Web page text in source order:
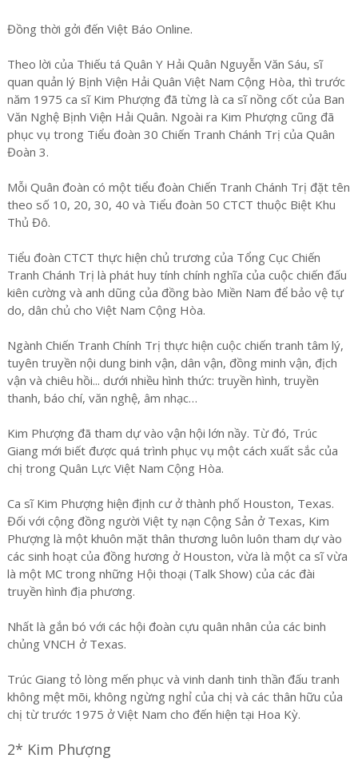
Đồng thời gởi đến Việt Báo Online.
Theo lời của Thiếu tá Quân Y Hải Quân Nguyễn Văn Sáu, sĩ
quan quản lý Bịnh Viện Hải Quân Việt Nam Cộng Hòa, thì trước
năm 1975 ca sĩ Kim Phượng đã từng là ca sĩ nồng cốt của Ban
Văn Nghệ Bịnh Viện Hải Quân. Ngoài ra Kim Phượng cũng đã
phục vụ trong Tiểu đoàn 30 Chiến Tranh Chánh Trị của Quân
Đoàn 3.
Mỗi Quân đoàn có một tiểu đoàn Chiến Tranh Chánh Trị đặt tên
theo số 10, 20, 30, 40 và Tiểu đoàn 50 CTCT thuộc Biệt Khu
Thủ Đô.
Tiểu đoàn CTCT thực hiện chủ trương của Tổng Cục Chiến
Tranh Chánh Trị là phát huy tính chính nghĩa của cuộc chiến đấu
kiên cường và anh dũng của đồng bào Miền Nam để bảo vệ tự
do, dân chủ cho Việt Nam Cộng Hòa.
Ngành Chiến Tranh Chính Trị thực hiện cuộc chiến tranh tâm lý,
tuyên truyền nội dung binh vận, dân vận, đồng minh vận, địch
vận và chiêu hồi... dưới nhiều hình thức: truyền hình, truyền
thanh, báo chí, văn nghệ, âm nhạc…
Kim Phượng đã tham dự vào vận hội lớn nầy. Từ đó, Trúc
Giang mới biết được quá trình phục vụ một cách xuất sắc của
chị trong Quân Lực Việt Nam Cộng Hòa.
Ca sĩ Kim Phượng hiện định cư ở thành phố Houston, Texas.
Đối với cộng đồng người Việt tỵ nạn Cộng Sản ở Texas, Kim
Phượng là một khuôn mặt thân thương luôn luôn tham dự vào
các sinh hoạt của đồng hương ở Houston, vừa là một ca sĩ vừa
là một MC trong những Hội thoại (Talk Show) của các đài
truyền hình địa phương.
Nhất là gắn bó với các hội đoàn cựu quân nhân của các binh
chủng VNCH ở Texas.
Trúc Giang tỏ lòng mến phục và vinh danh tinh thần đấu tranh
không mệt mõi, không ngừng nghỉ của chị và các thân hữu của
chị từ trước 1975 ở Việt Nam cho đến hiện tại Hoa Kỳ.
2* Kim Phượng